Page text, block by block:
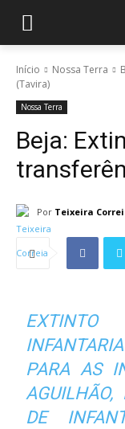
Início Nossa Terra
(Tavira)
Nossa Terra
Beja:
Por Teixeira
PARA AS
DE